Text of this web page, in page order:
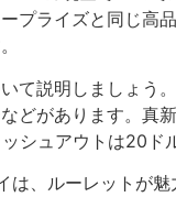
プライズと同じ高
て説明しましょう
どがあります。真
シュアウトは20ド
、ルーレットが